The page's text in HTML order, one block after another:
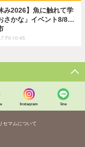
み2026】魚に触れて学
さかな」イベント8/8…
Fri 10:45
Instagram line
セマムについて